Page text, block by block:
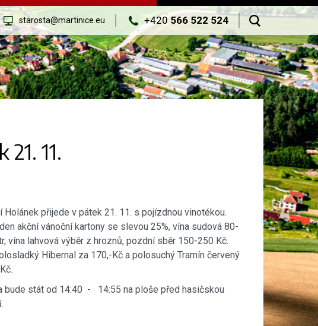
starosta@martinice.eu +420566 522 524
11.
Holánek přijede v pátek 21. 11. s pojízdnou vinotékou.
akční vánoční kartony se slevou 25%, vína sudová 80-
vína lahvová výběr z hroznů, pozdní sběr 150-250 Kč.
Hibernal za 170,-Kč a polosuchý Tramín červený
bude stát od 14:40 - 14:55 na ploše před hasičskou